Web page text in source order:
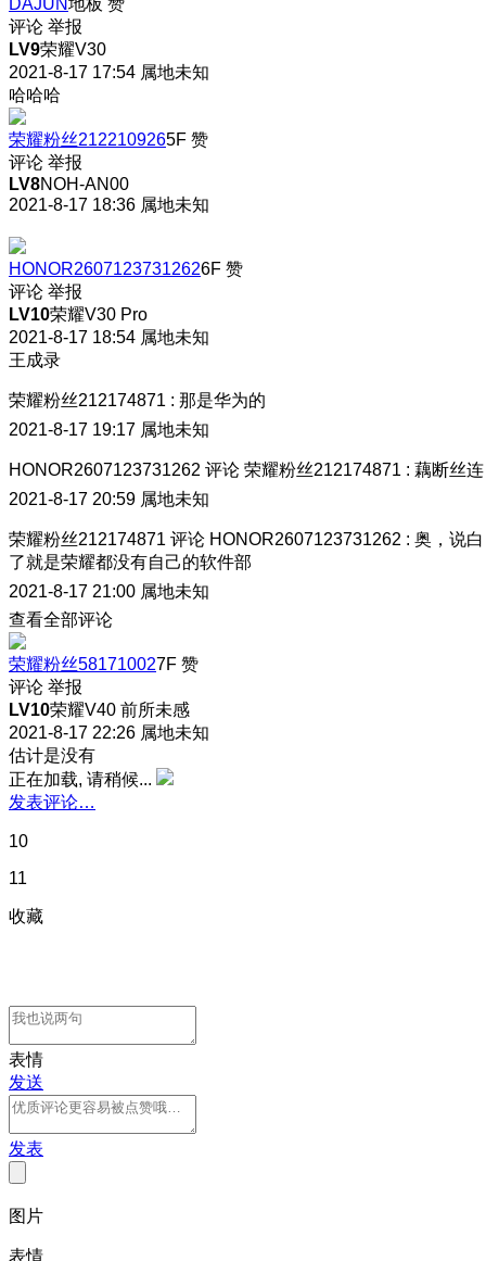
评论 举报
LV9荣耀V30
2021-8-17 17:54 属地未知
哈哈哈
荣耀粉丝2122109265F 赞
评论 举报
LV8NOH-AN00
2021-8-17 18:36 属地未知
HONOR26071237312626F 赞
评论 举报
LV10荣耀V30 Pro
2021-8-17 18:54 属地未知
王成录
荣耀粉丝212174871 : 那是华为的
2021-8-17 19:17 属地未知
HONOR2607123731262 评论 荣耀粉丝212174871 : 藕断丝连
2021-8-17 20:59 属地未知
荣耀粉丝212174871 评论 HONOR2607123731262 : 奥，说白
了就是荣耀都没有自己的软件部
2021-8-17 21:00 属地未知
查看全部评论
荣耀粉丝581710027F 赞
评论 举报
LV10荣耀V40 前所未感
2021-8-17 22:26 属地未知
估计是没有
正在加载, 请稍候...
发表评论…
10
11
收藏
表情
发送
发表
图片
表情